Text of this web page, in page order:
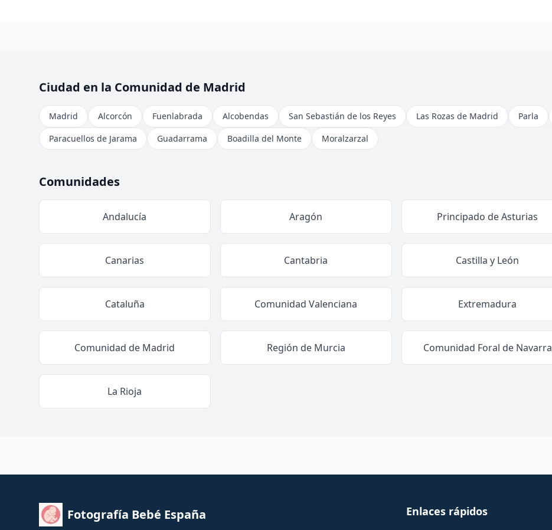
Ciudad en la Comunidad de Madrid
Madrid Alcorcón Fuenlabrada Alcobendas San Sebastián de los Reyes Las Rozas de Madrid Parla
Paracuellos de Jarama
Guadarrama Boadilla del Monte Moralzarzal
Comunidades
Andalucía Aragón Principado de Asturias
Canarias Cantabria Castilla y León
Cataluña Comunidad Valenciana Extremadura
Comunidad de Madrid Región de Murcia Comunidad Foral de Navarra
La Rioja
Fotografía Bebé España Enlaces rápidos